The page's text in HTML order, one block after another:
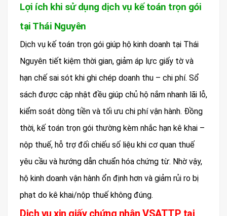
Lợi ích khi sử dụng dịch vụ kế toán trọn gói
tại Thái Nguyên
Dịch vụ kế toán trọn gói giúp hộ kinh doanh tại Thái
Nguyên tiết kiệm thời gian, giảm áp lực giấy tờ và
hạn chế sai sót khi ghi chép doanh thu – chi phí. Sổ
sách được cập nhật đều giúp chủ hộ nắm nhanh lãi lỗ,
kiểm soát dòng tiền và tối ưu chi phí vận hành. Đồng
thời, kế toán trọn gói thường kèm nhắc hạn kê khai –
nộp thuế, hỗ trợ đối chiếu số liệu khi cơ quan thuế
yêu cầu và hướng dẫn chuẩn hóa chứng từ. Nhờ vậy,
hộ kinh doanh vận hành ổn định hơn và giảm rủi ro bị
phạt do kê khai/nộp thuế không đúng.